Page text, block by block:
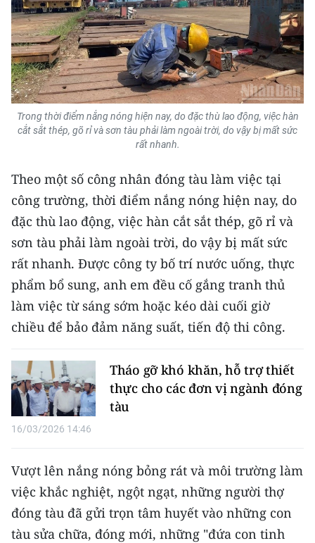
Trong thời điểm nắng nóng hiện nay, do đặc thù lao động, việc hàn
cắt sắt thép, gõ rỉ và sơn tàu phải làm ngoài trời, do vậy bị mất sức
rất nhanh.
Theo một số công nhân đóng tàu làm việc tại
công trường, thời điểm nắng nóng hiện nay, do
đặc thù lao động, việc hàn cắt sắt thép, gõ rỉ và
sơn tàu phải làm ngoài trời, do vậy bị mất sức
rất nhanh. Được công ty bố trí nước uống, thực
phẩm bổ sung, anh em đều cố gắng tranh thủ
làm việc từ sáng sớm hoặc kéo dài cuối giờ
chiều để bảo đảm năng suất, tiến độ thi công.
Tháo gỡ khó khăn, hỗ trợ thiết
thực cho các đơn vị ngành đóng
tàu
16/03/2026 14:46
Vượt lên nắng nóng bỏng rát và môi trường làm
việc khắc nghiệt, ngột ngạt, những người thợ
đóng tàu đã gửi trọn tâm huyết vào những con
tàu sửa chữa, đóng mới, những "đứa con tinh